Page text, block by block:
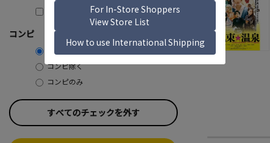
コンピ
コンピ除く
コンピのみ
すべてのチェックを外す